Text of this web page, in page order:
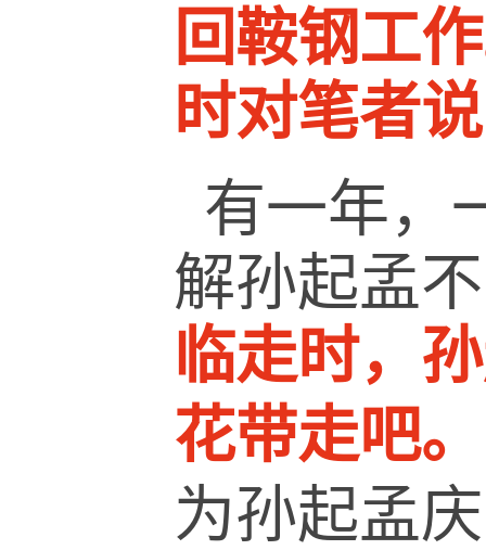
回鞍钢工
时对笔者
有一年，
解孙起孟
临走时，
花带走吧。
为孙起孟